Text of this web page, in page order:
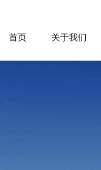
首页 关于我们